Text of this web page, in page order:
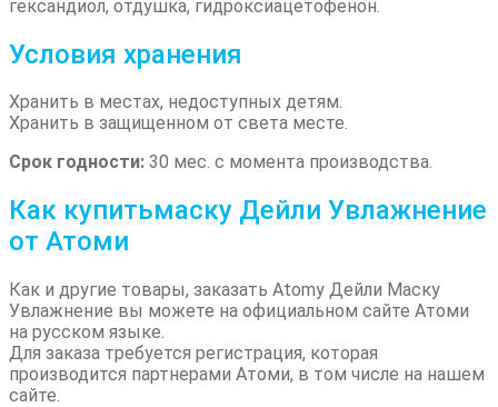
гександиол, отдушка, гидроксиацетофенон.
Условия хранения
Хранить в местах, недоступных детям.
Хранить в защищенном от света месте.
Срок годности: 30 мес. с момента производства.
Как купитьмаску Дейли Увлажнение
от Атоми
Как и другие товары, заказать Atomy Дейли Маску
Увлажнение вы можете на официальном сайте Атоми
на русском языке.
Для заказа требуется регистрация, которая
производится партнерами Атоми, в том числе на нашем
сайте.